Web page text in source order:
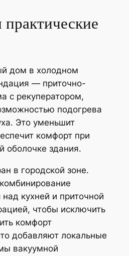
дом в холодном
— приточно-
с рекуператором,
подогрева
Это уменьшит
комфорт при
оболочке здания.
в городской зоне.
кухней и приточной
чтобы исключить
комфорт
добавляют локальные
вакуумной